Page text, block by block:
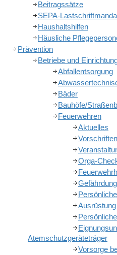
Beitragssätze
SEPA-
Haushaltshilfen
Häusliche
Prävention
Betriebe und
Abfallentsorgung
Bäder
Bauhöfe/
Feuerwehren
Aktuelles
Orga-
Atemschutzgeräteträger
Vorsorge